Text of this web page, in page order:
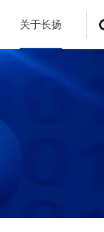
关于长扬